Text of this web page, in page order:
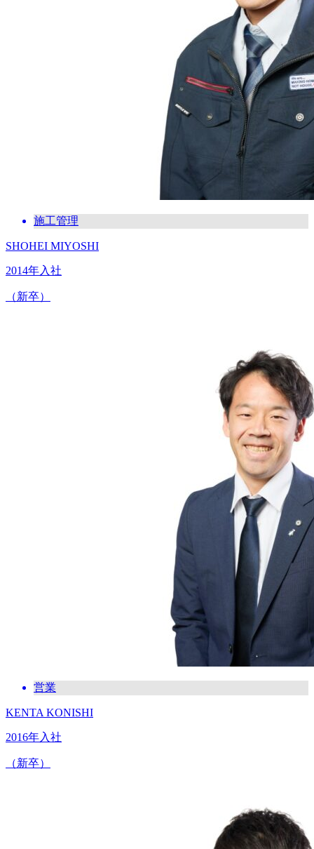
施工管理
SHOHEI MIYOSHI
2014年入社
（新卒）
営業
KENTA KONISHI
2016年入社
（新卒）